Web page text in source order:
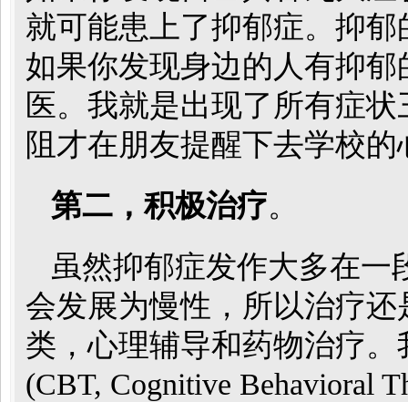
就可能患上了抑郁症。抑
如果你发现身边的人有抑
医。我就是出现了所有症
阻才在朋友提醒下去学校
第二，积极治疗。
虽然抑郁症发作大多在
会发展为慢性，所以治疗
类，心理辅导和药物治疗
(CBT, Cognitive Behavioral